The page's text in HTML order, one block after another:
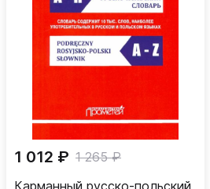
1 012 ₽ 1 265 ₽
Карманный русско-польский